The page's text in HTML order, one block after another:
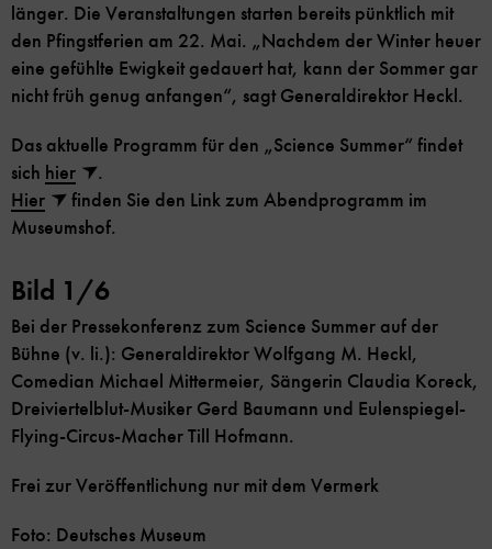
länger. Die Veranstaltungen starten bereits pünktlich mit
den Pfingstferien am 22. Mai. „Nachdem der Winter heuer
eine gefühlte Ewigkeit gedauert hat, kann der Sommer gar
nicht früh genug anfangen“, sagt Generaldirektor Heckl.
Das aktuelle Programm für den „Science Summer“ findet
sich hier
.
Hier
finden Sie den Link zum Abendprogramm im
Museumshof.
Bild 1/6
Bei der Pressekonferenz zum Science Summer auf der
Bühne (v. li.): Generaldirektor Wolfgang M. Heckl,
Comedian Michael Mittermeier, Sängerin Claudia Koreck,
Dreiviertelblut-Musiker Gerd Baumann und Eulenspiegel-
Flying-Circus-Macher Till Hofmann.
Frei zur Veröffentlichung nur mit dem Vermerk
Foto: Deutsches Museum